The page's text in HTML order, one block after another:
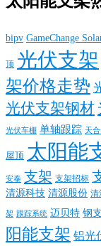
bipv GameChange
顶 光伏支架
架价格走势
光伏支架钢材
光伏车棚 单轴跟踪 天
屋顶 太阳能
安泰 支架 支架招标
清源科技 清源股份 清
架 跟踪系统 迈贝特 钢
阳能支架 铝光